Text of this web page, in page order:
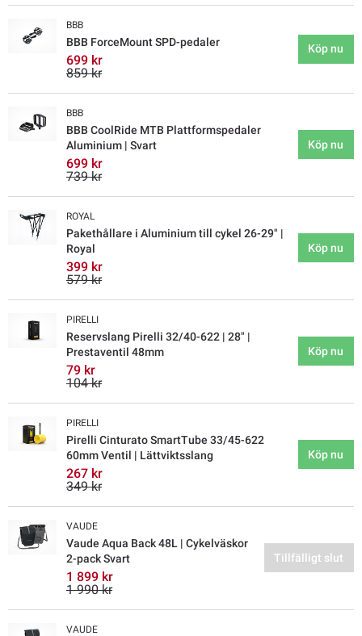
BBB
BBB ForceMount SPD-pedaler
699 kr
859 kr
Köp nu
BBB
BBB CoolRide MTB Plattformspedaler
Aluminium | Svart
699 kr
739 kr
Köp nu
ROYAL
Pakethållare i Aluminium till cykel 26-29" |
Royal
399 kr
579 kr
Köp nu
PIRELLI
Reservslang Pirelli 32/40-622 | 28" |
Prestaventil 48mm
79 kr
104 kr
Köp nu
PIRELLI
Pirelli Cinturato SmartTube 33/45-622
60mm Ventil | Lättviktsslang
267 kr
349 kr
Köp nu
VAUDE
Vaude Aqua Back 48L | Cykelväskor
2-pack Svart
1 899 kr
1 990 kr
Tillfälligt slut
VAUDE